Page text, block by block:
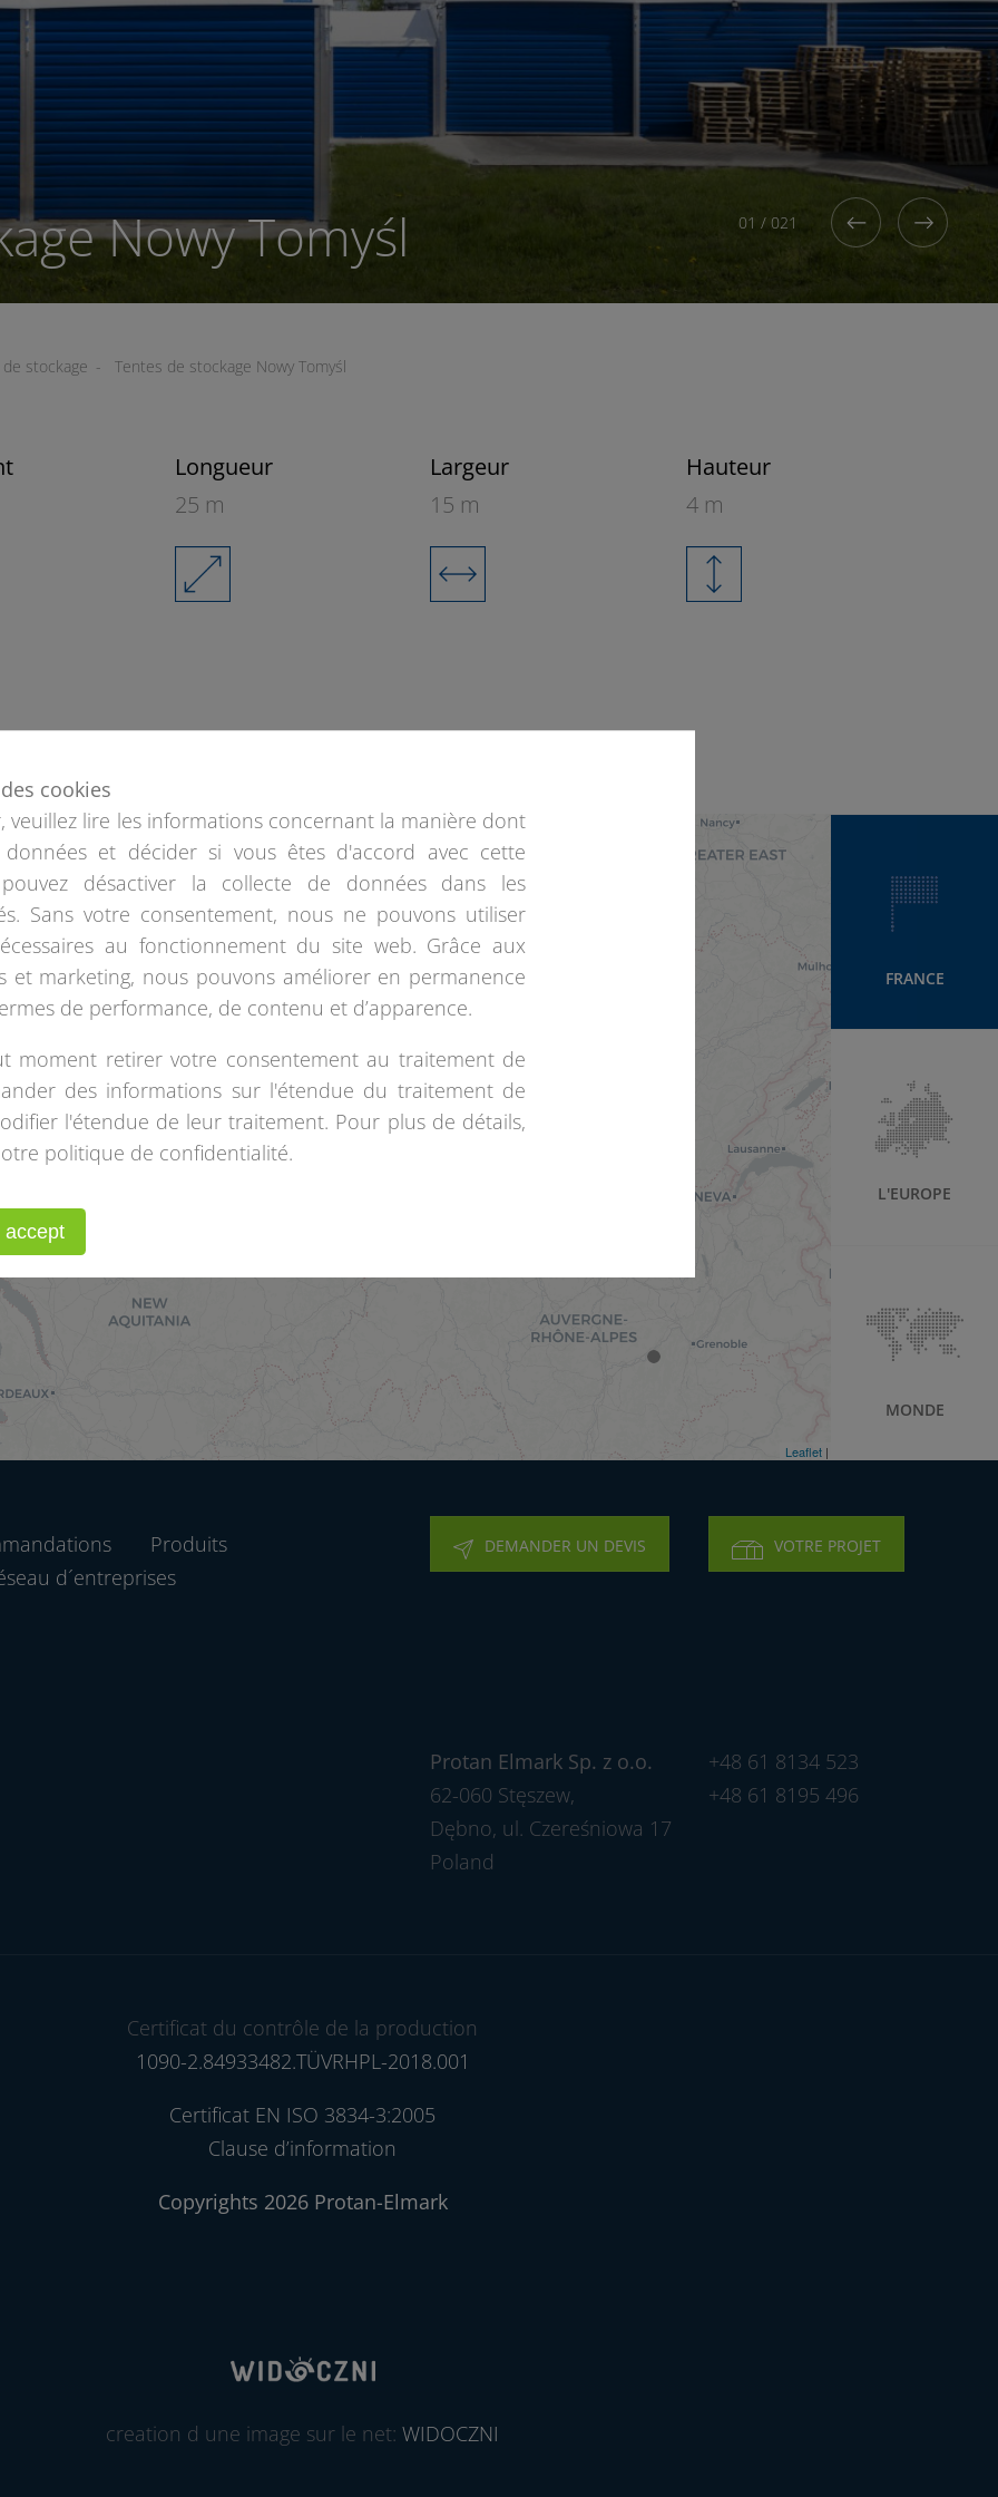
01 / 021
Nowy Tomyśl
stockage - Tentes de stockage Nowy Tomyśl
Longueur
25 m
Largeur
15 m
Hauteur
4 m
2
2
2
Leaflet | ©
FRANCE
L'EUROPE
MONDE
Produits
d´entreprises
DEMANDER UN DEVIS VOTRE PROJET
Protan Elmark Sp. z o.o.
62-060 Stęszew,
Dębno, ul. Czereśniowa 17
Poland
+48 61 8134 523
+48 61 8195 496
Certificat du contrôle de la production
1090-2.84933482.TÜVRHPL-2018.001
Certificat EN ISO 3834-3:2005
Clause d’information
Copyrights 2026 Protan-Elmark
creation d une image sur le net: WIDOCZNI
cookies
veuillez lire les informations concernant la manière dont
et décider si vous êtes d'accord avec cette
désactiver la collecte de données dans les
Sans votre consentement, nous ne pouvons utiliser
au fonctionnement du site web. Grâce aux
et marketing, nous pouvons améliorer en permanence
de performance, de contenu et d’apparence.
moment retirer votre consentement au traitement de
des informations sur l'étendue du traitement de
l'étendue de leur traitement. Pour plus de détails,
politique de confidentialité.
accept